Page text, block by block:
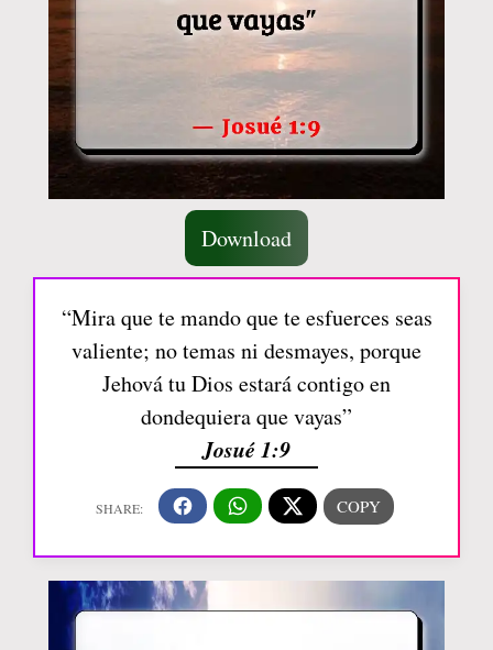
Download
“Mira que te mando que te esfuerces seas
valiente; no temas ni desmayes, porque
Jehová tu Dios estará contigo en
dondequiera que vayas”
Josué 1:9